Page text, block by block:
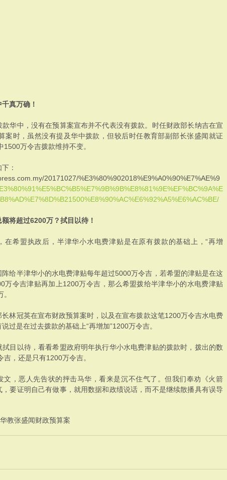
真万确！
款华中，没有在预算案宣布并不代表没有拨款。时任财政部长纳吉在宣
案时，虽然没有提及华中拨款，但较后时任教育部副部长张盛闻就证
1500万令吉拨款维持不变。
：
20171027/%E3%80%902018%E9%A0%90%E7%AE%9
将超过6200万？拭目以待！
在希盟执政后，半津华小水电费津贴是在原有拨款的基础上，“再增
给半津华小的水电费津贴每年超过5000万令吉，若希盟的津贴是在这
万令吉津贴再加上1200万令吉，那么希盟拨给半津华小的水电费津贴
林冠英在宣布财政预算案时，以及在宣布拨款这笔1200万令吉水电费
过是在过去拨款的基础上“再增加”1200万令吉。
目以待，看看希盟政府明年执行华小水电费津贴的拨款时，拨出的数
吉，还是只有1200万令吉。
文，恶人先告状的抨击马华，看来是沉不住气了。但我们奉劝《火箭
要证明自己有做事，就用数据和政绩说话，而不是继续散播具有误导
华教张盛闻财政预算案